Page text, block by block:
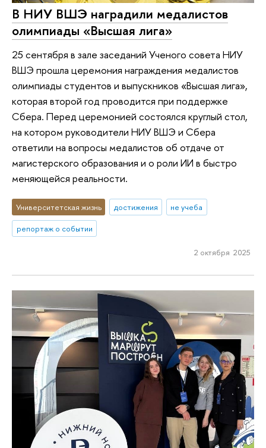
В НИУ ВШЭ наградили медалистов
олимпиады «Высшая лига»
25 сентября в зале заседаний Ученого совета НИУ
ВШЭ прошла церемония награждения медалистов
олимпиады студентов и выпускников «Высшая лига»,
которая второй год проводится при поддержке
Сбера. Перед церемонией состоялся круглый стол,
на котором руководители НИУ ВШЭ и Сбера
ответили на вопросы медалистов об отдаче от
магистерского образования и о роли ИИ в быстро
меняющейся реальности.
Университетская жизнь достижения
не учеба
репортаж о событии
2 октября 2025